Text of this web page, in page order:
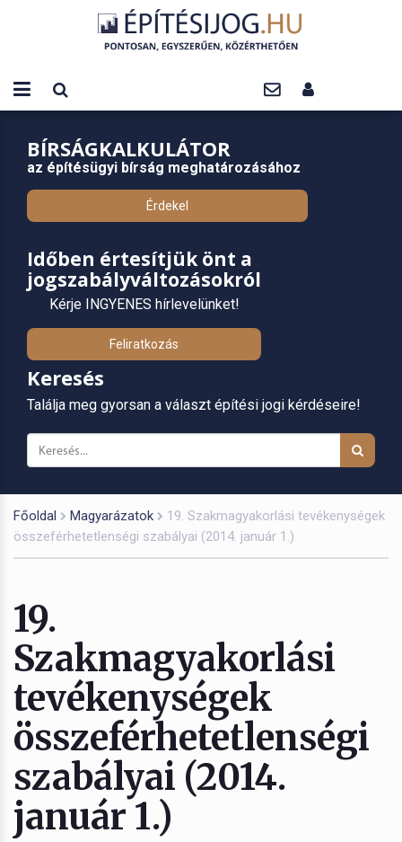
BÍRSÁGKALKULÁTOR
az építésügyi bírság meghatározásához
Érdekel
Időben értesítjük önt a
jogszabályváltozásokról
Kérje INGYENES hírlevelünket!
Feliratkozás
Keresés
Találja meg gyorsan a választ építési jogi kérdéseire!
Főoldal Magyarázatok
19. Szakmagyakorlási tevékenységek
összeférhetetlenségi szabályai (2014. január 1.)
19.
Szakmagyakorlási
tevékenységek
összeférhetetlenségi
szabályai (2014.
január 1.)